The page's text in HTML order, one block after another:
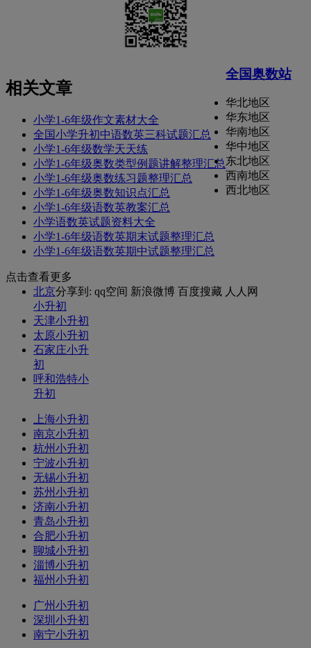
相关文章
小学1-6年级作文素材大全
全国小学升初中语数英三科试题汇总
小学1-6年级数学天天练
小学1-6年级奥数类型例题讲解整理汇总
小学1-6年级奥数练习题整理汇总
小学1-6年级奥数知识点汇总
小学1-6年级语数英教案汇总
小学语数英试题资料大全
小学1-6年级语数英期末试题整理汇总
小学1-6年级语数英期中试题整理汇总
点击查看更多
分享到: qq空间 新浪微博 百度搜藏 人人网
全国奥数站
华北地区
华东地区
华南地区
华中地区
东北地区
西南地区
西北地区
北京
小升初
天津小升初
太原小升初
石家庄小升
初
呼和浩特小
升初
上海小升初
南京小升初
杭州小升初
宁波小升初
无锡小升初
苏州小升初
济南小升初
青岛小升初
合肥小升初
聊城小升初
淄博小升初
福州小升初
广州小升初
深圳小升初
南宁小升初